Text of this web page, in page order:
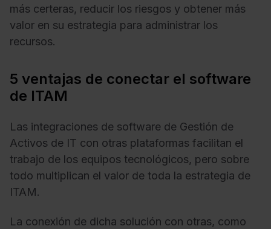
más certeras, reducir los riesgos y obtener más
valor en su estrategia para administrar los
recursos.
5 ventajas de conectar el software
de ITAM
Las integraciones de software de Gestión de
Activos de IT con otras plataformas facilitan el
trabajo de los equipos tecnológicos, pero sobre
todo multiplican el valor de toda la estrategia de
ITAM.
La conexión de dicha solución con otras, como